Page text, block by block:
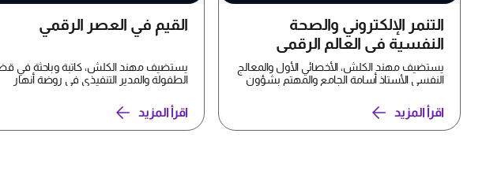
التنمر الإلكتروني والصحة
النفسية في العالم الرقمي
يستضيف مهند الكلش، الأخصائي الأول والمعالج
النفسي الأستاذ أسامة الجامع والمهتم بشؤون
اقرأ المزيد
القيم في العصر الرقمي
يستضيف مهند الكلش، كاتبة وباحثة في
الطفولة والمدير التنفيذي في روضة أنهار
اقرأ المزيد